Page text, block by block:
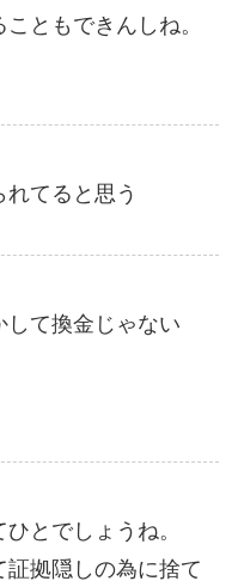
ともできんしね。
てると思う
して換金じゃない
とでしょうね。
拠隠しの為に捨て